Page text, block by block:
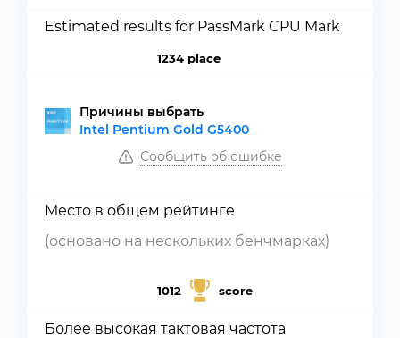
Estimated results for PassMark CPU Mark
1234 place
Причины выбрать
Intel Pentium Gold G5400
Сообщить об ошибке
Место в общем рейтинге
(основано на нескольких бенчмарках)
1012 score
Более высокая тактовая частота